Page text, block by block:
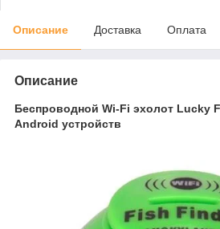
Описание Доставка Оплата
Описание
Беспроводной Wi-Fi эхолот Lucky
Android устройств